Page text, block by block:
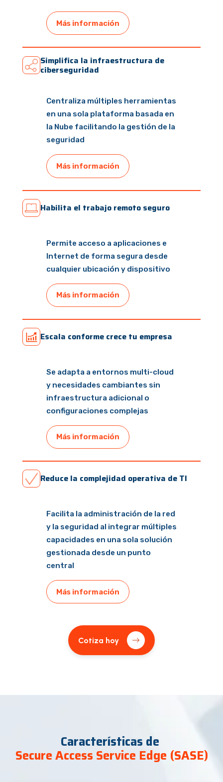
Más información
Simplifica la infraestructura de
ciberseguridad
Centraliza múltiples herramientas
en una sola plataforma basada en
la Nube facilitando la gestión de la
seguridad
Más información
Habilita el trabajo remoto seguro
Permite acceso a aplicaciones e
Internet de forma segura desde
cualquier ubicación y dispositivo
Más información
Escala conforme crece tu empresa
Se adapta a entornos multi-cloud
y necesidades cambiantes sin
infraestructura adicional o
configuraciones complejas
Más información
Reduce la complejidad operativa de TI
Facilita la administración de la red
y la seguridad al integrar múltiples
capacidades en una sola solución
gestionada desde un punto
central
Más información
Cotiza hoy
Características de
Secure Access Service Edge (SASE)